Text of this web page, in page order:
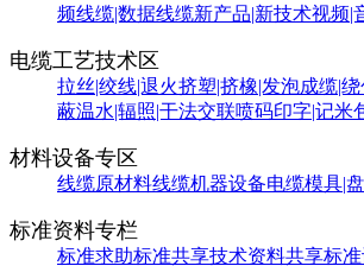
频线缆|数据线缆新产品|新技术视频|
电缆工艺技术区
拉丝|绞线|退火挤塑|挤橡|发泡成缆|
蔽温水|辐照|干法交联喷码印字|记米
材料设备专区
线缆原材料线缆机器设备电缆模具|
标准资料专栏
标准求助标准共享技术资料共享标